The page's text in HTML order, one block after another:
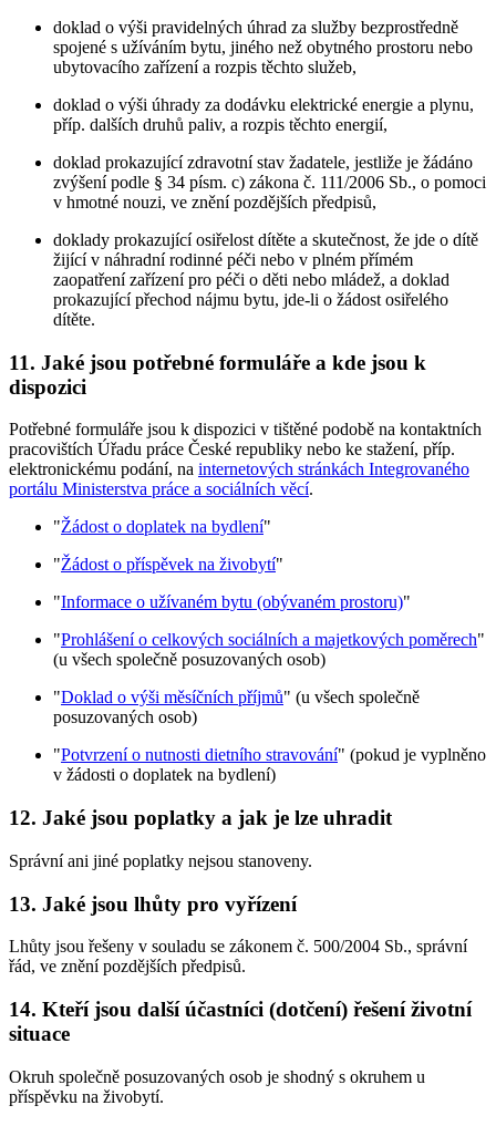
doklad o výši pravidelných úhrad za služby bezprostředně
spojené s užíváním bytu, jiného než obytného prostoru nebo
ubytovacího zařízení a rozpis těchto služeb,
doklad o výši úhrady za dodávku elektrické energie a plynu,
příp. dalších druhů paliv, a rozpis těchto energií,
doklad prokazující zdravotní stav žadatele, jestliže je žádáno
zvýšení podle § 34 písm. c) zákona č. 111/2006 Sb., o pomoci
v hmotné nouzi, ve znění pozdějších předpisů,
doklady prokazující osiřelost dítěte a skutečnost, že jde o dítě
žijící v náhradní rodinné péči nebo v plném přímém
zaopatření zařízení pro péči o děti nebo mládež, a doklad
prokazující přechod nájmu bytu, jde-li o žádost osiřelého
dítěte.
11. Jaké jsou potřebné formuláře a kde jsou k
dispozici
Potřebné formuláře jsou k dispozici v tištěné podobě na kontaktních
pracovištích Úřadu práce České republiky nebo ke stažení, příp.
elektronickému podání, na internetových stránkách Integrovaného
portálu Ministerstva práce a sociálních věcí.
"Žádost o doplatek na bydlení"
"Žádost o příspěvek na živobytí"
"Informace o užívaném bytu (obývaném prostoru)"
"Prohlášení o celkových sociálních a majetkových poměrech"
(u všech společně posuzovaných osob)
"Doklad o výši měsíčních příjmů" (u všech společně
posuzovaných osob)
"Potvrzení o nutnosti dietního stravování" (pokud je vyplněno
v žádosti o doplatek na bydlení)
12. Jaké jsou poplatky a jak je lze uhradit
Správní ani jiné poplatky nejsou stanoveny.
13. Jaké jsou lhůty pro vyřízení
Lhůty jsou řešeny v souladu se zákonem č. 500/2004 Sb., správní
řád, ve znění pozdějších předpisů.
14. Kteří jsou další účastníci (dotčení) řešení životní
situace
Okruh společně posuzovaných osob je shodný s okruhem u
příspěvku na živobytí.